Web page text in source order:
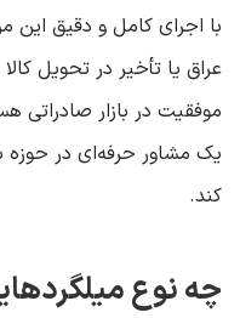
با اجرای کامل و دقیق این
عراق یا تأخیر در تحویل
موفقیت در بازار صادراتی
یک مشاور حرفه‌ای در حوزه
کند.
چه نوع